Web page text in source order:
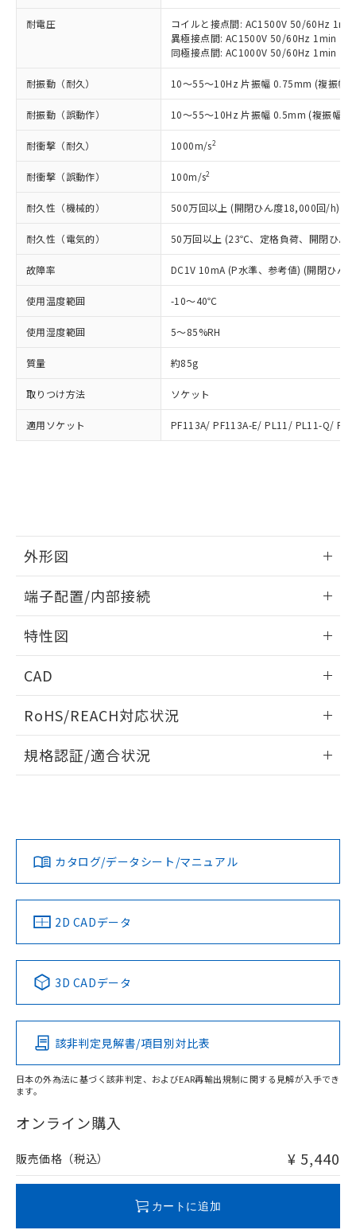
耐電圧
コイルと接点間: AC1500V 50/60Hz 1min
異極接点間: AC1500V 50/60Hz 1min
同極接点間: AC1000V 50/60Hz 1min
耐振動（耐久） 10～55～10Hz 片振幅 0.75mm (複振幅
耐振動（誤動作） 10～55～10Hz 片振幅 0.5mm (複振幅
耐衝撃（耐久） 1000m/s2
耐衝撃（誤動作） 100m/s2
耐久性（機械的） 500万回以上 (開閉ひん度18,000回/h)
耐久性（電気的） 50万回以上 (23℃、定格負荷、開閉ひん
故障率 DC1V 10mA (P水準、参考値) (開閉ひん
使用温度範囲 -10～40℃
使用湿度範囲 5～85%RH
質量 約85g
取りつけ方法 ソケット
適用ソケット PF113A/ PF113A-E/ PL11/ PL11-Q/
外形図
外形図
端子配置/内部接続
端子配置/内部接続
特性図
電気的寿命曲線
CAD
ドすることができます。
ログイン/会員登録
ダウンロードデータをご利用いただく前に、以下を必ずお読
みください。
ソフトウェアの使用条件
RoHS/REACH対応状況
EU RoHS 注意事項・凡例
対応済み
中国 RoHS 注意事項・凡例
Pb Hg Cd Cr(VI)
O
在庫等で未対応品が混在する可能性があります。
問い合わせください。
規格認証/適合状況
LR型式承認
（イギリス
船舶規格）
DNV型式承認
（ノルウェー
BV型式承認
（フランス
KR型式
（韓国
Yes No No No
この製品の規格認証/適合状況ページへ
その他の認証はこちらのページからご検索ください
カタログ/データシート/マニュアル
2D CADデータ
3D CADデータ
該非判定見解書/項目別対比表
日本の外為法に基づく該非判定、およびEAR再輸出規制に関する見解が入手でき
ます。
オンライン購入
販売価格（税込） ¥ 5,440
カートに追加
在庫状況および標準価格照会結果は、
記載している更新日時点での社内デー
タに基づき作成されるものであり、閲
覧された時点での実際の在庫および標
準価格とは異なる場合があることをご
了承ください。
正式な納期状況および標準価格はお客
様のお取引先、またはお客様担当のオ
ムロン制御機器販売店・当社販売員に
ご相談ください。
オムロン制御機器販売店や当社販売拠
点は「
販売ネットワーク
」をご確認
在庫状況および標準価格結果を当社の
事前の承諾なく第三者に漏洩または開
示しないようお願いします。
マイパーツ機能（部品リスト作成サー
ビス）をご利用いただくには、I-Web
メンバーズにご登録されている必要が
登録された部品リストについて、当社
および当社の共同利用者が、当社の製
引・商談に必要な範囲で利用すること
をご了承ください。
むを得ず変更することがあります。
*EU RoHS指令（10物質）：
鉛(Pb) 1000ppm以下、 水銀(Hg) 1000ppm以下、 カド
ミウム(Cd) 100ppm以下、
六価クロム(Cr(Ⅵ)) 1000ppm以下、ポリ臭化ビフェニル
ル) (DEHP)(別名：DOP) 1000ppm以下、フタル酸ブチ
ルベンジル（BBP） 1000ppm以下、フタル酸ジブチル
（DBP） 1000ppm以下、フタル酸ジイソブチル
(DIBP) 1000ppm以下
但し、RoHS指令で産業用監視および制御機器に対する
適用除外項目は除く。
フタル酸エステル類の４物質については閾値を超える意
図的な使用がないことを確認しています。
※2 対応予定月
部品在庫の切り替え状況などにより、予定
月が前後することがあります。
※3 非含有証明書ダウンロード
下記の非含有証明書をダウンロードするこ
また、RoHS指令のフタル酸エステル類４
物質の対応では、対応完了までの期間は出
荷製品に未対応品が混在することから備考
既に当社にて対応品への在庫切替を完了
していることから、特段のことがない限
り、2022年1月12日より割愛しておりま
「－」：未確認です。当社販売部門へお問
*中国RoHS10物質の基準値 (GB/T26572)：
Pb(鉛) :1000ppm、 Hg(水銀) : 1000ppm、 Cd(カドミウ
ム) : 100ppm、
Cr(Ⅵ)(六価クロム) : 1000ppm、 PBBs(ポリ臭化ビフェ
ニル類) : 1000ppm、 PBDEs(ポリ臭化ジフェニルエーテ
ル類) : 1000ppm、
DBP(フタル酸ジブチル) : 1000ppm、 DIBP(フタル酸ジ
イソブチル) : 1000ppm、 BBP(フタル酸ブチルベンジ
※2 環境保護使用期限
「ｅ」：有害物質（10物質）のすべてが基
準値以下であることを示します。
「10」：通常の使用状況下において有害物
質が外部に漏えいし、環境に深刻な影響を
及ぼさない年数を意味します。
「－」：未確認です。当社販売部門へお問
い合わせください。
為替および外国貿易法に定める商品
（以下｢規制貨物等」という）を輸出
または国外への提供する場合は、日本
国政府の輸出許可(または役務取引許
可)を取得するなどの必要な手続きを
当社は規制貨物を破棄する場合は、完
全に破砕するなど、違法に輸出されな
いよう必要な手段を講じます。
当社は貴社製品を、核兵器、ミサイ
ル、化学兵器、生物兵器またはその他
武器並びにこれらの製造装置等に一切
使用いたしません。
当社は、貴社製品を第三者に販売する
場合は、上記1、2および3の内容を当
該第三者に通知します。また当社は、
販売先および販売に係わる関係者が違
法に輸出するおそれがある場合は、取
り引きをいたしません。
キャンセル
○ 一定数以上の在庫あり
△ 一定数には満たないが在庫あり
－
在庫なし(最新の在庫状況につ
いては、お客様のお取引先、ま
たはお客様担当のオムロン制御
機器販売店・当社販売員にご確
認ください)
白
受注生産機種、また在庫状況の
情報を公開していない機種